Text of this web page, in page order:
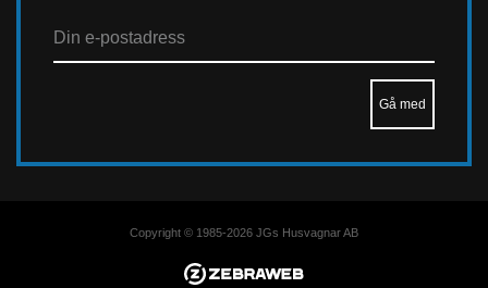
Copyright © 1985-2026 JGs Husvagnar AB